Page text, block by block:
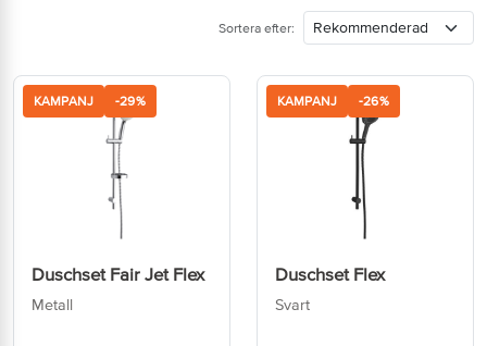
Sortera efter:
KAMPANJ -29%
Duschset Fair Jet Flex
Metall
KAMPANJ -26%
Duschset Flex
Svart